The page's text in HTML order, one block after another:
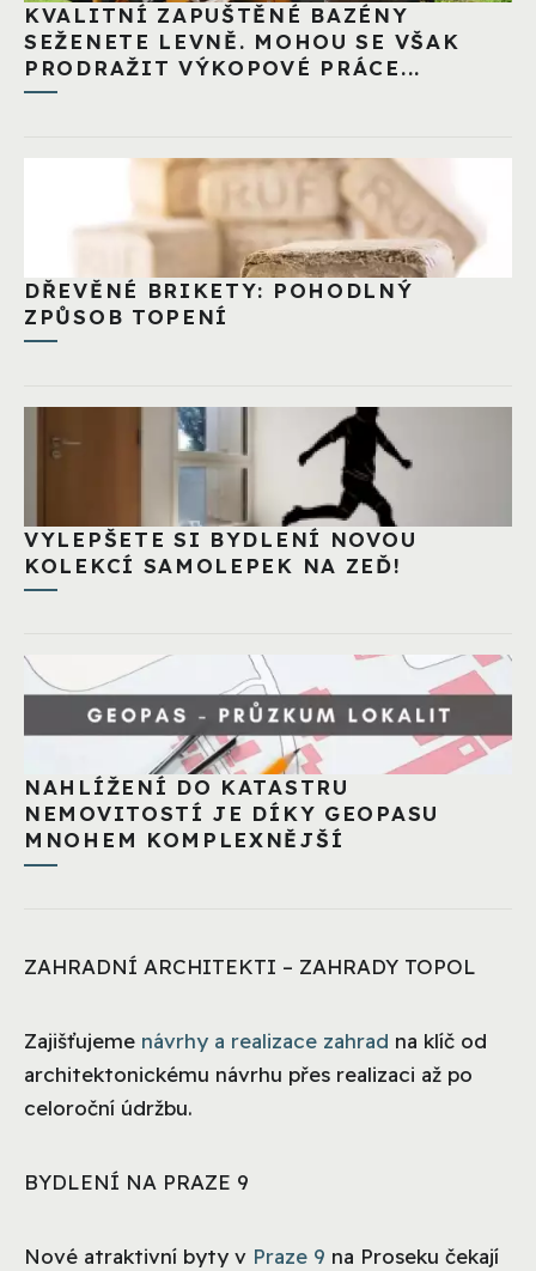
KVALITNÍ ZAPUŠTĚNÉ BAZÉNY
SEŽENETE LEVNĚ. MOHOU SE VŠAK
PRODRAŽIT VÝKOPOVÉ PRÁCE...
DŘEVĚNÉ BRIKETY: POHODLNÝ
ZPŮSOB TOPENÍ
VYLEPŠETE SI BYDLENÍ NOVOU
KOLEKCÍ SAMOLEPEK NA ZEĎ!
NAHLÍŽENÍ DO KATASTRU
NEMOVITOSTÍ JE DÍKY GEOPASU
MNOHEM KOMPLEXNĚJŠÍ
ZAHRADNÍ ARCHITEKTI – ZAHRADY TOPOL
Zajišťujeme návrhy a realizace zahrad na klíč od
architektonickému návrhu přes realizaci až po
celoroční údržbu.
BYDLENÍ NA PRAZE 9
Nové atraktivní byty v Praze 9 na Proseku čekají